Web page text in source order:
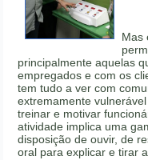
Mas
principalmente aquelas
empregados e com os
tem tudo a ver com
extremamente
treinar e motivar
atividade implica uma
disposição de ouvir, de
oral para explicar e tirar